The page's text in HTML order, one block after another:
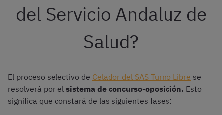
del Servicio Andaluz de
Salud?
El proceso selectivo de Celador del SAS Turno Libre se
resolverá por el sistema de concurso-oposición. Esto
significa que constará de las siguientes fases: